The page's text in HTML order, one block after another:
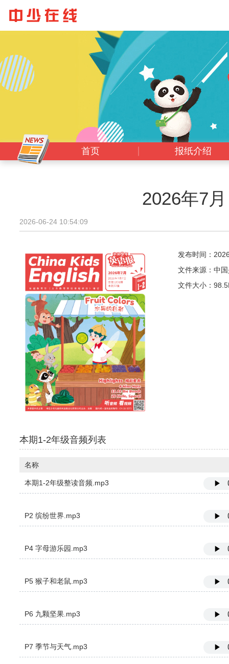
首页 报纸介绍
2026年7
2026-06-24 10:54:09
发布时间：
文件来源：中
文件大小：
本期1-2年级音频列表
名称
本期1-2年级整读音频.mp3
P2 缤纷世界.mp3
P4 字母游乐园.mp3
P5 猴子和老鼠.mp3
P6 九颗坚果.mp3
P7 季节与天气.mp3